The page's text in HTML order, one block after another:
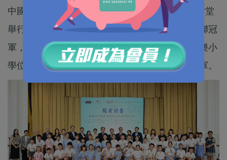
中國語文常識問答比賽，6月13日在香港大學陸佑堂
舉行總決賽，由路德會聖馬太學校（秀茂坪）蟬聯冠
軍，聖公會聖彼得小學摘得亞軍，獻主會聖馬善樂小
學位列季軍，英皇書院同學會小學第二校則獲殿軍。